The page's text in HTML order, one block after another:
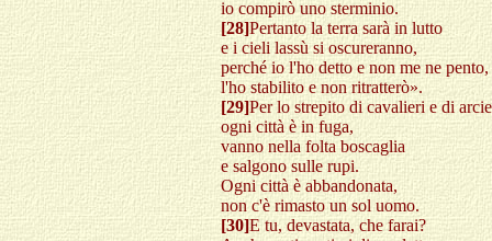
io compirò uno sterminio.
[28]Pertanto la terra sarà in lutto
e i cieli lassù si oscureranno,
perché io l'ho detto e non me ne pento,
l'ho stabilito e non ritratterò».
[29]Per lo strepito di cavalieri e di
ogni città è in fuga,
vanno nella folta boscaglia
e salgono sulle rupi.
Ogni città è abbandonata,
non c'è rimasto un sol uomo.
[30]E tu, devastata, che farai?